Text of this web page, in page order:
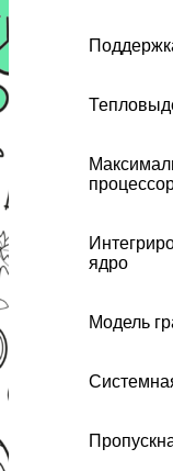
ядро
Модель